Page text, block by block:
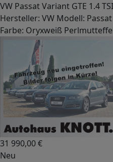
VW Passat Variant GTE 1.4
Hersteller: VW Modell:
Farbe: Oryxweiß
31 990,00€
Neu